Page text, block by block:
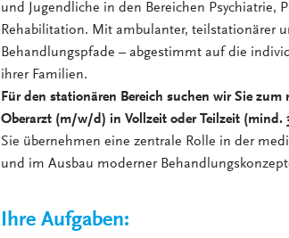
und Jugendliche in den Bereichen Psychiatrie,
Rehabilitation. Mit ambulanter, teilstationärer
Behandlungspfade – abgestimmt auf die
ihrer Familien.
Für den stationären Bereich suchen wir Sie
Oberarzt (m/w/d) in Vollzeit oder Teilzeit (mind.
Sie übernehmen eine zentrale Rolle in der
und im Ausbau moderner
Ihre Aufgaben: